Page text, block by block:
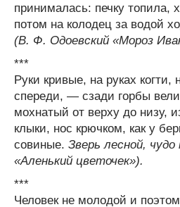
принималась: печку топила,
потом на колодец за водой
(В. Ф. Одоевский «Мороз
***
Руки кривые, на руках
спереди, — сзади горбы
мохнатый от верху до низу,
клыки, нос крючком, как у
совиные. Зверь лесной,
«Аленький цветочек»).
***
Человек не молодой и